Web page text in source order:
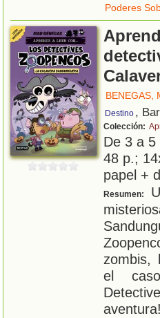
Poderes
BENEGAS,
Destino ,
Colección:
De 3 a
48 p.;
papel +
Resumen:
zombis,
el